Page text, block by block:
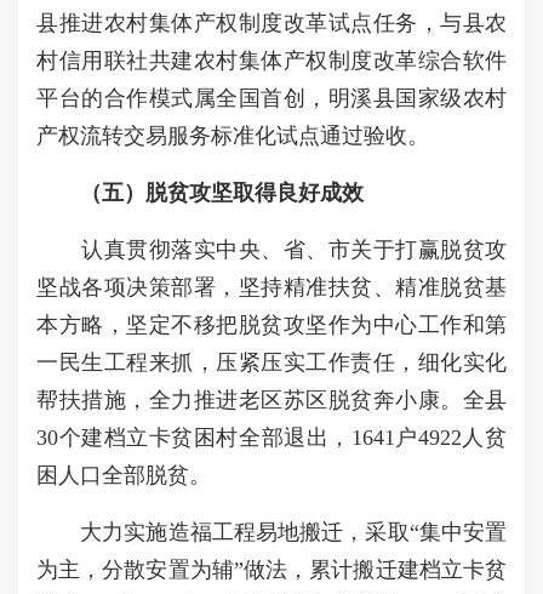
县推进农村集体产权制度改革试点任务，与县农
村信用联社共建农村集体产权制度改革综合软件
平台的合作模式属全国首创，明溪县国家级农村
产权流转交易服务标准化试点通过验收。
（五）脱贫攻坚取得良好成效
认真贯彻落实中央、省、市关于打赢脱贫攻
坚战各项决策部署，坚持精准扶贫、精准脱贫基
本方略，坚定不移把脱贫攻坚作为中心工作和第
一民生工程来抓，压紧压实工作责任，细化实化
帮扶措施，全力推进老区苏区脱贫奔小康。全县
30个建档立卡贫困村全部退出，1641户4922人贫
困人口全部脱贫。
大力实施造福工程易地搬迁，采取“集中安置
为主，分散安置为辅”做法，累计搬迁建档立卡贫